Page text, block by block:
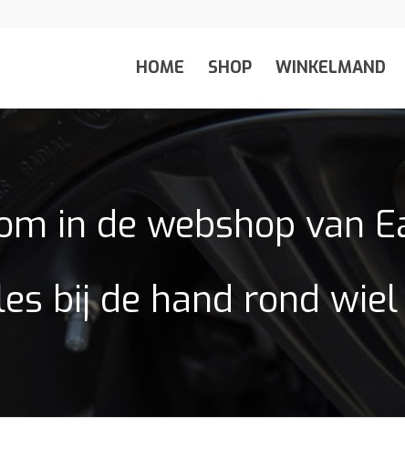
HOME SHOP WINKELMAND
in de webshop van
bij de hand rond